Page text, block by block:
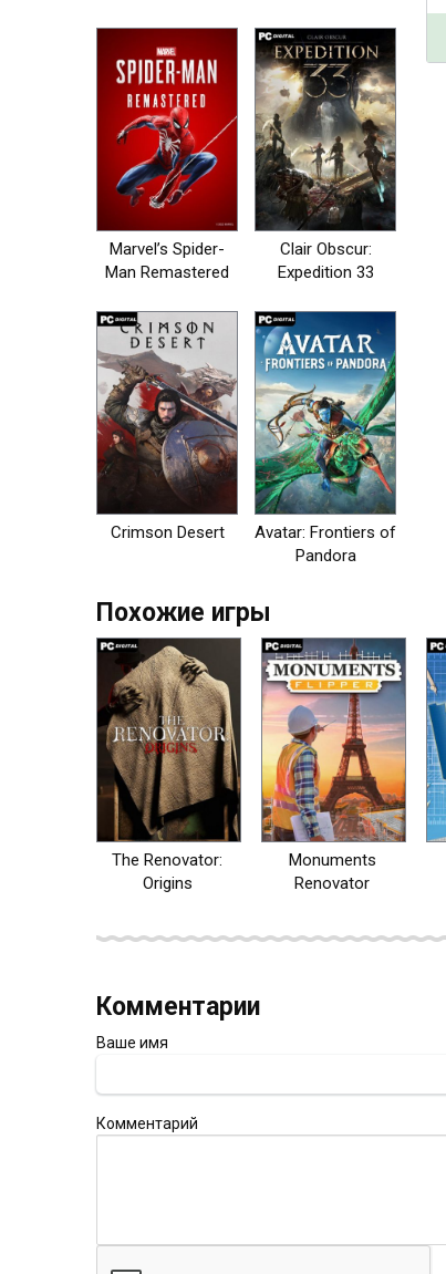
Marvel’s Spider-
Man Remastered
Clair Obscur:
Expedition 33
Crimson Desert
Avatar: Frontiers of
Pandora
Похожие игры
The Renovator:
Origins
Monuments
Renovator
Комментарии
Ваше имя
Комментарий